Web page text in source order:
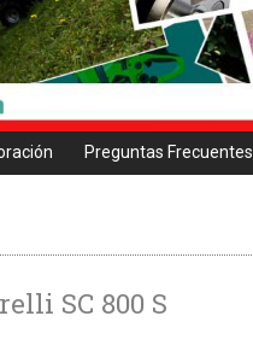
Preguntas Frecuentes
SC 800 S